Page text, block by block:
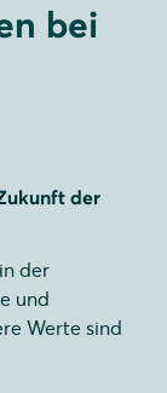
bei
der
der
und
Werte sind